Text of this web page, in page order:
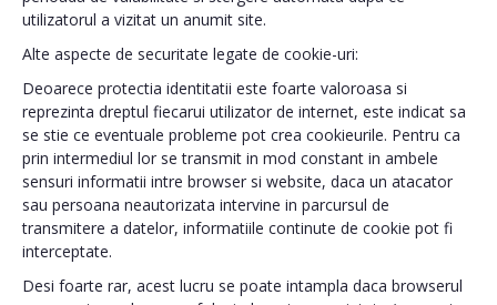
utilizatorul a vizitat un anumit site.
Alte aspecte de securitate legate de cookie-uri:
Deoarece protectia identitatii este foarte valoroasa si
reprezinta dreptul fiecarui utilizator de internet, este indicat sa
se stie ce eventuale probleme pot crea cookieurile. Pentru ca
prin intermediul lor se transmit in mod constant in ambele
sensuri informatii intre browser si website, daca un atacator
sau persoana neautorizata intervine in parcursul de
transmitere a datelor, informatiile continute de cookie pot fi
interceptate.
Desi foarte rar, acest lucru se poate intampla daca browserul